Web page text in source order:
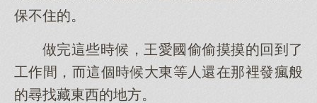
保不住的。
做完這些時候，王愛國偷偷摸摸的回到了
工作間，而這個時候大東等人還在那裡發瘋般
的尋找藏東西的地方。